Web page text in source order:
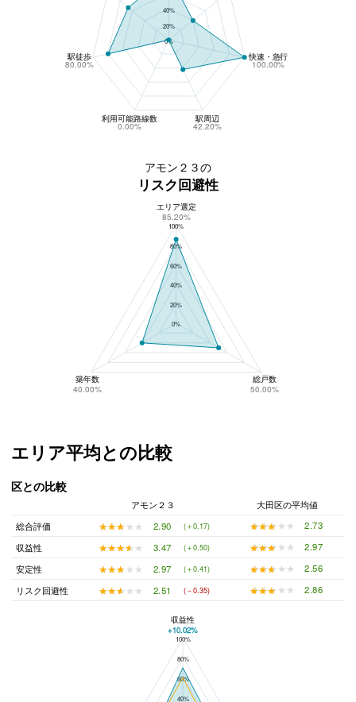
40%
20%
0%
駅徒歩
80.00%
利用可能路線数
0.00%
駅周辺
42.20%
快速・急行
100.00%
アモン２３の
リスク回避性
アモン２３のリスク回避性
100%
80%
60%
40%
20%
0%
エリア選定
85.20%
築年数
40.00%
総戸数
50.00%
エリア平均との比較
区との比較
アモン２３
大田区の平均値
総合評価
★★★★★
★★★★★ 2.90 (＋0.17) ★★★★★
★★★★★
2.73
収益性
★★★★★
★★★★★ 3.47 (＋0.50) ★★★★★
★★★★★
2.97
安定性
★★★★★
★★★★★ 2.97 (＋0.41) ★★★★★
★★★★★
2.56
リスク回避性
★★★★★
★★★★★ 2.51 (－0.35) ★★★★★
★★★★★ 2.86
アモン２３と大田区の平均値の総合評価の比較
100%
80%
60%
40%
収益性
+10.02%